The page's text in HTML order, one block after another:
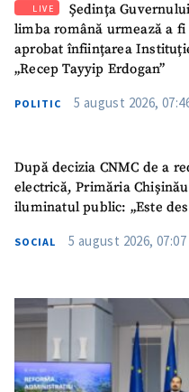
LIVE
Ședința
limba română urmează a
aprobat înființarea
„Recep Tayyip Erdogan”
POLITIC 5 august 2026,
După decizia CNMC de a
electrică, Primăria
iluminatul public: „Este
SOCIAL 5 august 2026, 07:07